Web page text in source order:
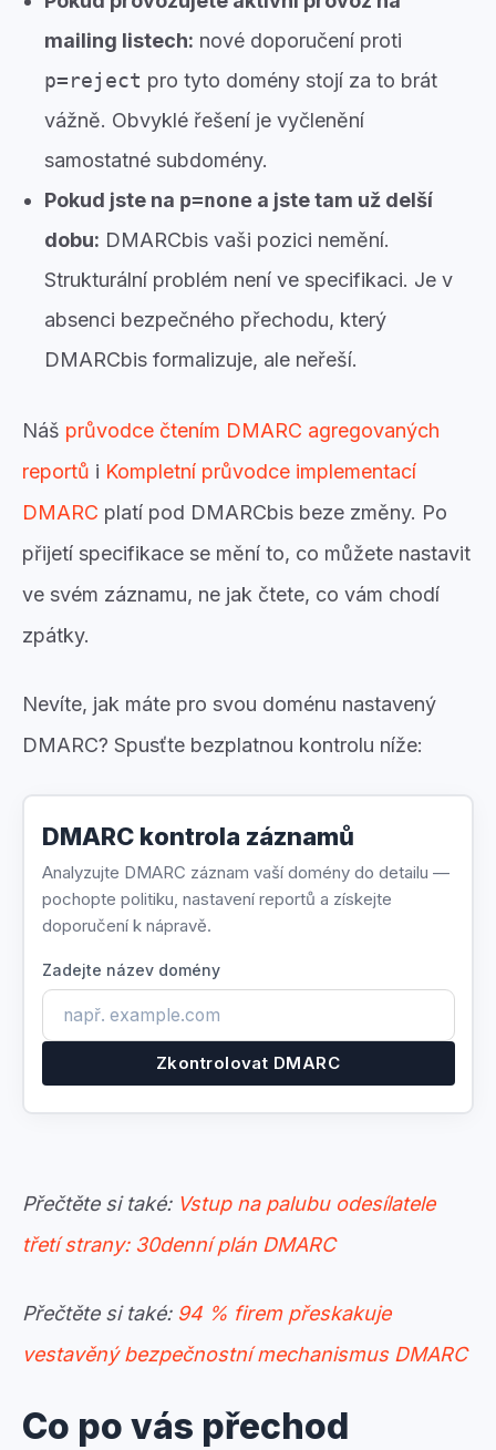
mailing listech: nové doporučení proti
p=reject pro tyto domény stojí za to brát
vážně. Obvyklé řešení je vyčlenění
samostatné subdomény.
Pokud jste na p=none a jste tam už delší
dobu: DMARCbis vaši pozici nemění.
Strukturální problém není ve specifikaci. Je v
absenci bezpečného přechodu, který
DMARCbis formalizuje, ale neřeší.
Náš průvodce čtením DMARC agregovaných
reportů i Kompletní průvodce implementací
DMARC platí pod DMARCbis beze změny. Po
přijetí specifikace se mění to, co můžete nastavit
ve svém záznamu, ne jak čtete, co vám chodí
zpátky.
Nevíte, jak máte pro svou doménu nastavený
DMARC? Spusťte bezplatnou kontrolu níže:
DMARC kontrola záznamů
Analyzujte DMARC záznam vaší domény do detailu —
pochopte politiku, nastavení reportů a získejte
doporučení k nápravě.
Zadejte název domény
Zkontrolovat DMARC
Přečtěte si také: Vstup na palubu odesílatele
třetí strany: 30denní plán DMARC
Přečtěte si také: 94 % firem přeskakuje
vestavěný bezpečnostní mechanismus DMARC
Co po vás přechod